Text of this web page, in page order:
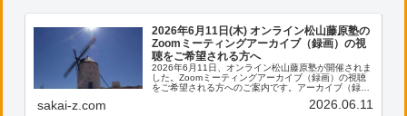
2026年6月11日(木) オンライン松山藤原塾の
Zoomミーティングアーカイブ（録画）の視
聴をご希望される方へ
2026年6月11日、オンライン松山藤原塾が開催されま
した。Zoomミーティングアーカイブ（録画）の視聴
をご希望される方へのご案内です。アーカイブ（録
わせより、「松山藤原塾アーカイブ（録画）の...
sakai-z.com 2026.06.11